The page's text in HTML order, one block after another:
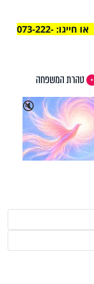
או חייגו: 073-222-
טהרת המשפחה
🔇